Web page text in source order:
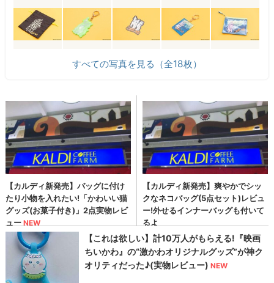
すべての写真を見る（全18枚）